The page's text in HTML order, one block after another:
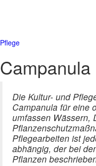
Pflege
Die Kultur- und
Campanula für eine
umfassen Wässern,
Pflegearbeiten ist
abhängig, der bei
Pflanzen